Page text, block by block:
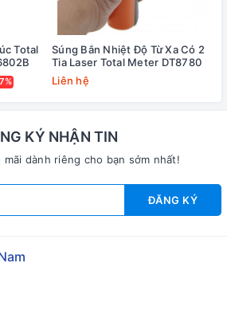
Total
Súng Bắn Nhiệt Độ Từ Xa Có 2
Tia Laser Total Meter DT8780
Liên hệ
KÝ NHẬN TIN
dành riêng cho bạn sớm nhất!
ĐĂNG KÝ